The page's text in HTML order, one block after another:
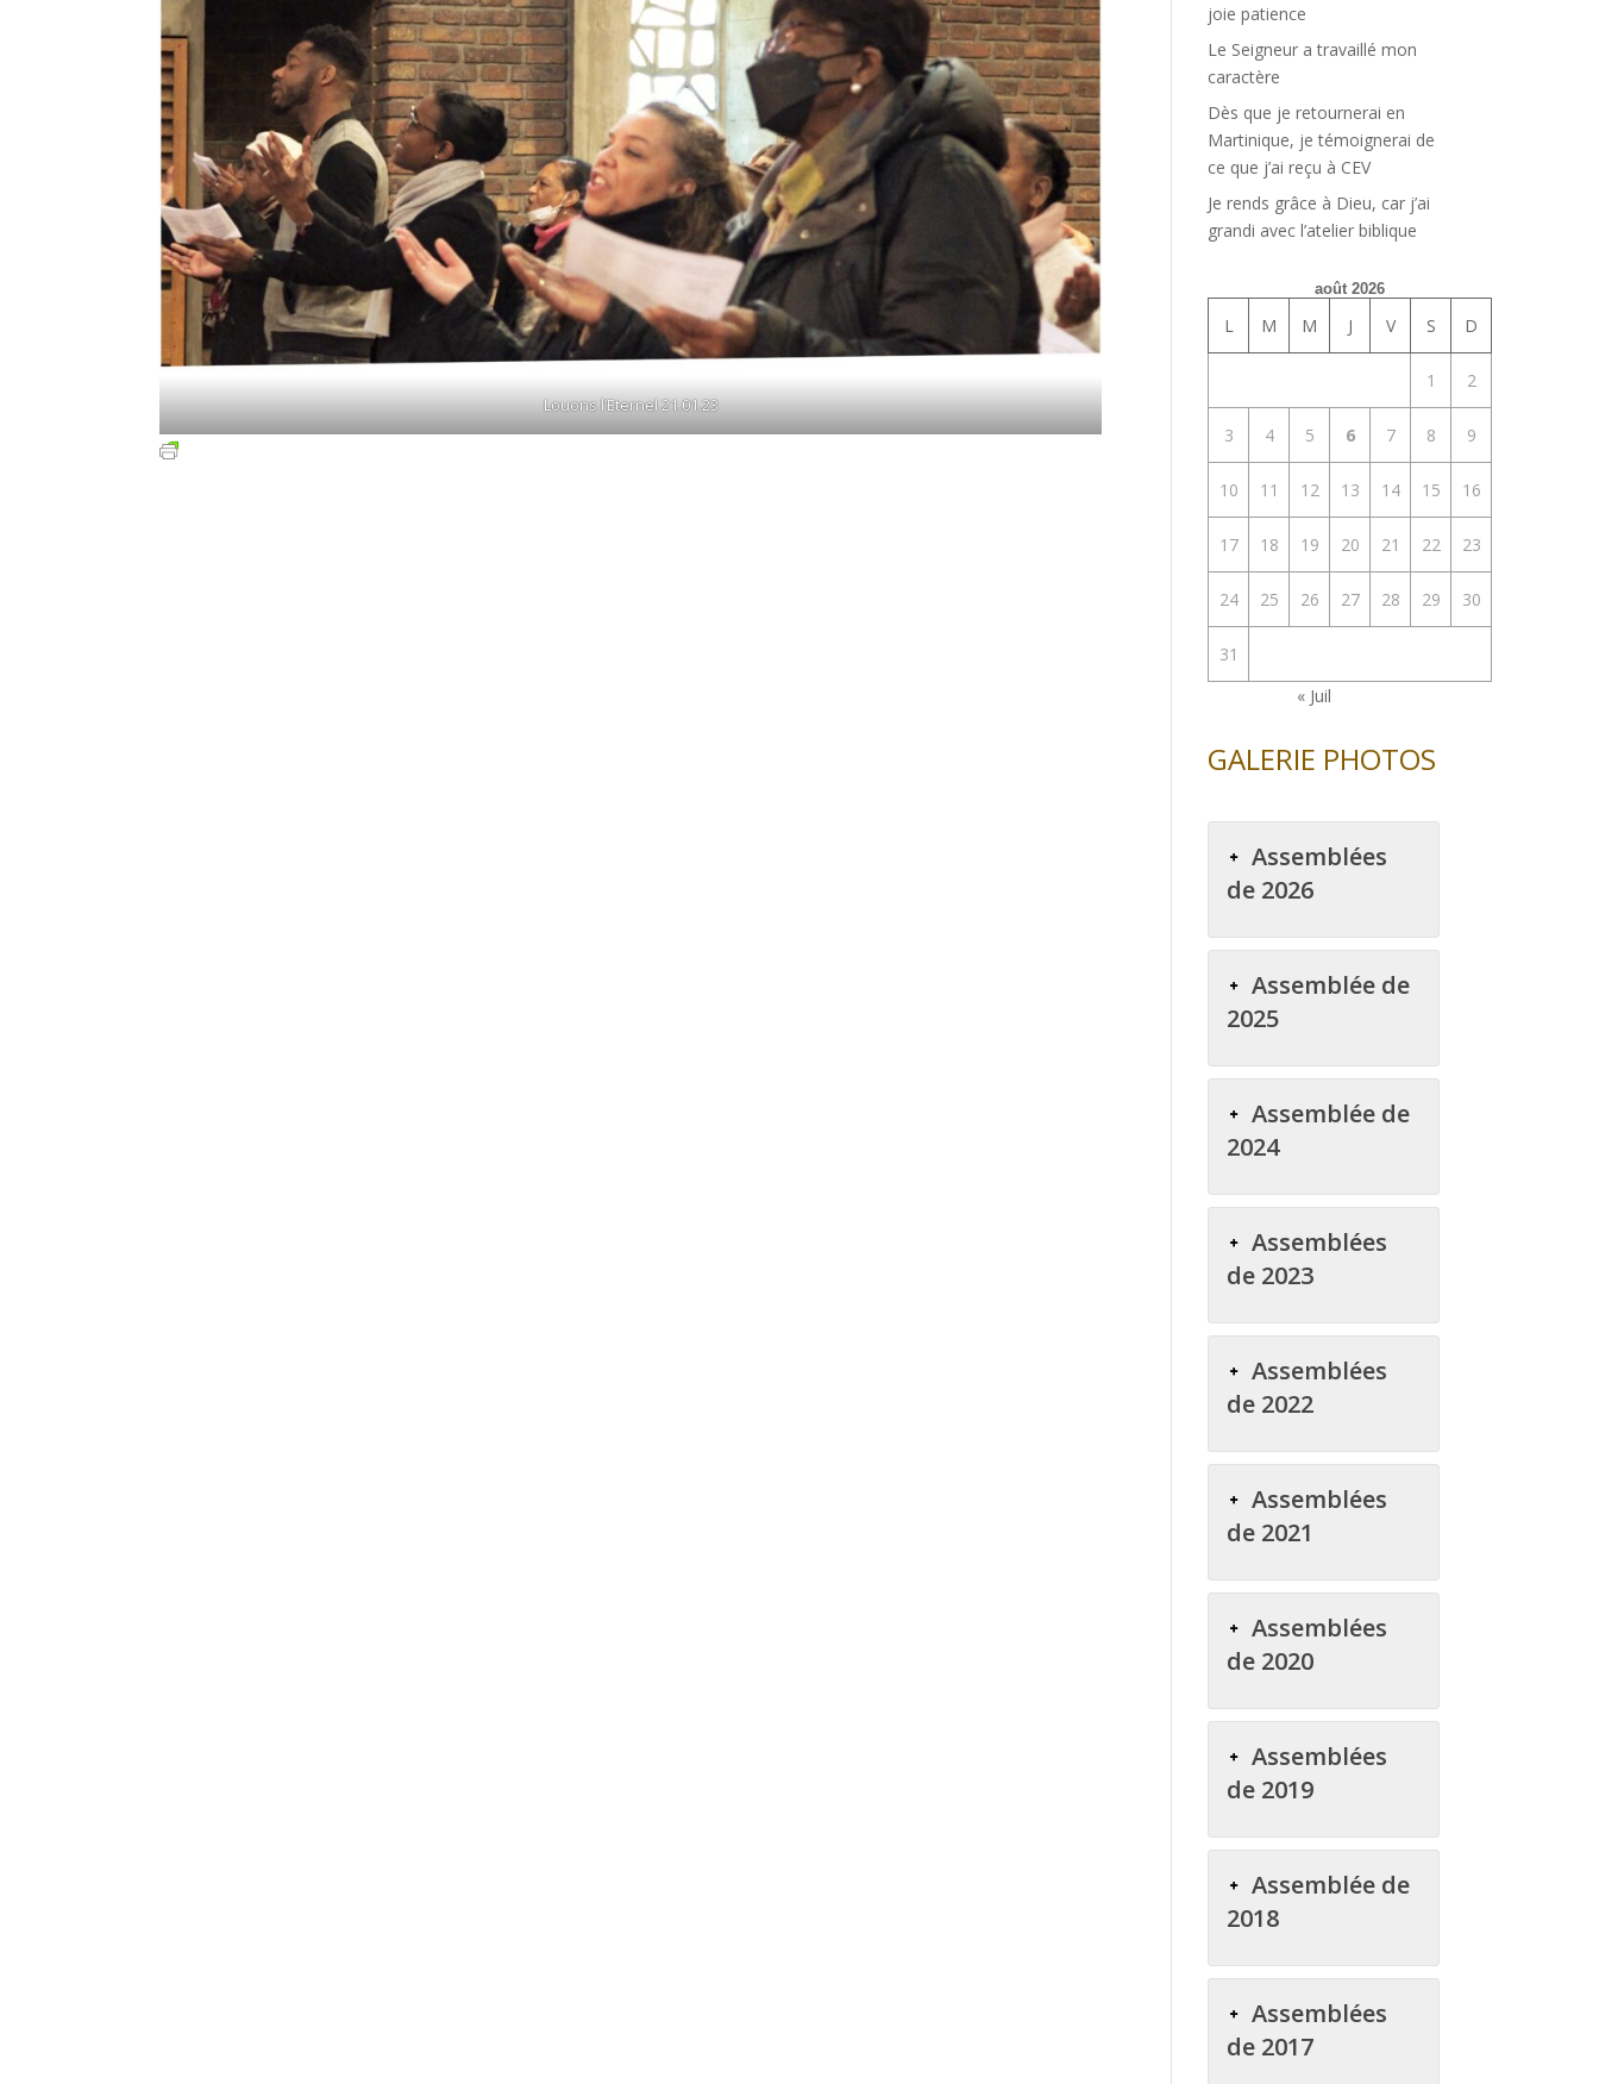
Louons l’Eternel 21.01.23
joie patience
Le Seigneur a travaillé mon
caractère
Dès que je retournerai en
Martinique, je témoignerai de
ce que j’ai reçu à CEV
Je rends grâce à Dieu, car j’ai
grandi avec l’atelier biblique
août 2026
L M M J V S D
1 2
3 4 5 6 7 8 9
10 11 12 13 14 15 16
17 18 19 20 21 22 23
24 25 26 27 28 29 30
31
« Juil
GALERIE PHOTOS
Assemblées
de 2026
Assemblée de
2025
Assemblée de
2024
Assemblées
de 2023
Assemblées
de 2022
Assemblées
de 2021
Assemblées
de 2020
Assemblées
de 2019
Assemblée de
2018
Assemblées
de 2017